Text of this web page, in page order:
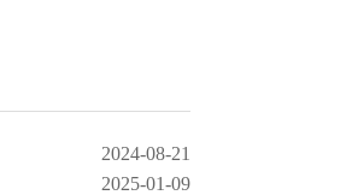
2024-08-21
2025-01-09